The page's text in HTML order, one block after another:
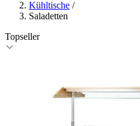
Kühltische /
Saladetten
Topseller